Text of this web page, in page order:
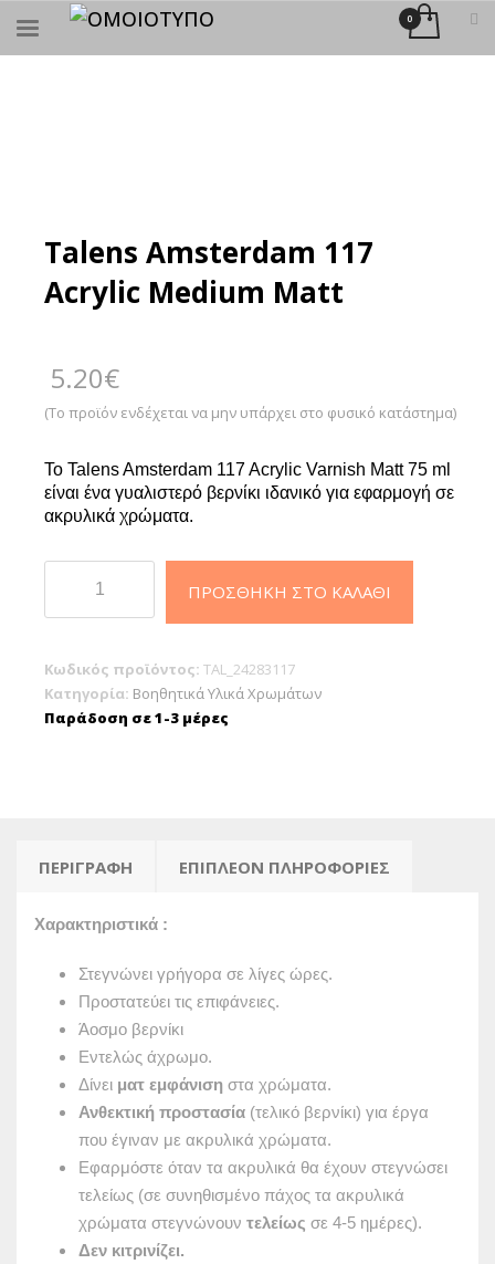
ΑΝΑΖΉΤΗΣΗ
Talens Amsterdam 117
Acrylic Medium Matt
5.20€
(Το προϊόν ενδέχεται να μην υπάρχει στο φυσικό κατάστημα)
Το Talens Amsterdam 117 Acrylic Varnish Matt 75 ml
είναι ένα γυαλιστερό βερνίκι ιδανικό για εφαρμογή σε
ακρυλικά χρώματα.
Amsterdam
Medium
Matt
ΠΡΟΣΘΉΚΗ ΣΤΟ ΚΑΛΆΘΙ
Κωδικός προϊόντος: TAL_24283117
Κατηγορία: Βοηθητικά Υλικά Χρωμάτων
Παράδοση σε 1-3 μέρες
ΠΕΡΙΓΡΑΦΉ ΕΠΙΠΛΈΟΝ ΠΛΗΡΟΦΟΡΊΕΣ
Χαρακτηριστικά :
Στεγνώνει γρήγορα σε λίγες ώρες.
Προστατεύει τις επιφάνειες.
Άοσμο βερνίκι
Εντελώς άχρωμο.
Δίνει ματ εμφάνιση στα χρώματα.
Ανθεκτική προστασία (τελικό βερνίκι) για έργα
που έγιναν με ακρυλικά χρώματα.
Εφαρμόστε όταν τα ακρυλικά θα έχουν στεγνώσει
τελείως (σε συνηθισμένο πάχος τα ακρυλικά
χρώματα στεγνώνουν τελείως σε 4-5 ημέρες).
Δεν κιτρινίζει.